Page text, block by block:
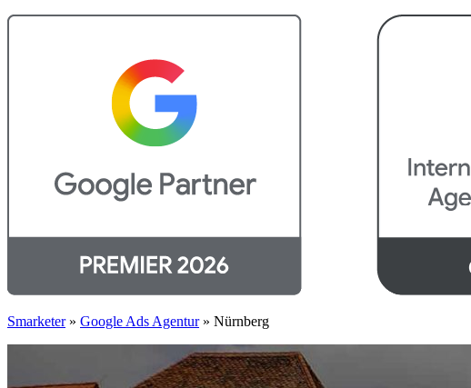
Smarketer» Google Ads Agentur» Nürnberg